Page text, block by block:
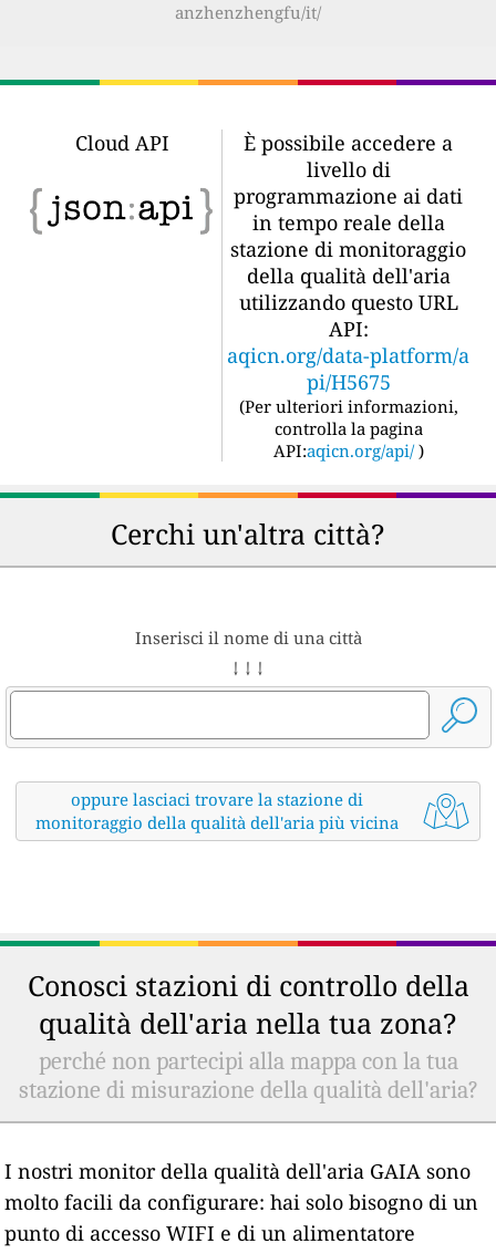
anzhenzhengfu/it/
Cloud API
È possibile accedere a
livello di
programmazione ai dati
in tempo reale della
stazione di monitoraggio
della qualità dell'aria
utilizzando questo URL
API:
aqicn.org/data-platform/a
pi/H5675
(Per ulteriori informazioni,
controlla la pagina
API:aqicn.org/api/ )
Cerchi un'altra città?
Inserisci il nome di una città
↓ ↓ ↓
oppure lasciaci trovare la stazione di
monitoraggio della qualità dell'aria più vicina
Conosci stazioni di controllo della
qualità dell'aria nella tua zona?
perché non partecipi alla mappa con la tua
stazione di misurazione della qualità dell'aria?
I nostri monitor della qualità dell'aria GAIA sono
molto facili da configurare: hai solo bisogno di un
punto di accesso WIFI e di un alimentatore